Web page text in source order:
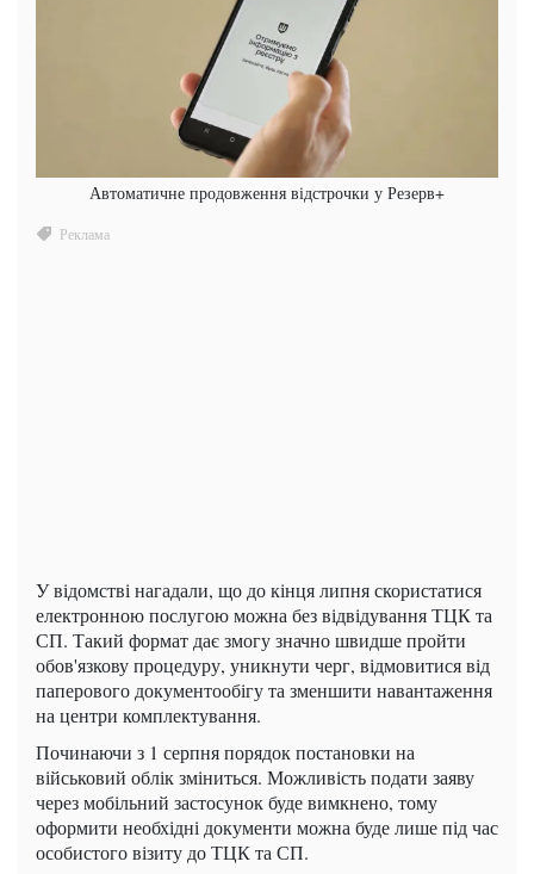
Автоматичне продовження відстрочки у Резерв+
У відомстві нагадали, що до кінця липня скористатися
електронною послугою можна без відвідування ТЦК та
СП. Такий формат дає змогу значно швидше пройти
обов'язкову процедуру, уникнути черг, відмовитися від
паперового документообігу та зменшити навантаження
на центри комплектування.
Починаючи з 1 серпня порядок постановки на
військовий облік зміниться. Можливість подати заяву
через мобільний застосунок буде вимкнено, тому
оформити необхідні документи можна буде лише під час
особистого візиту до ТЦК та СП.